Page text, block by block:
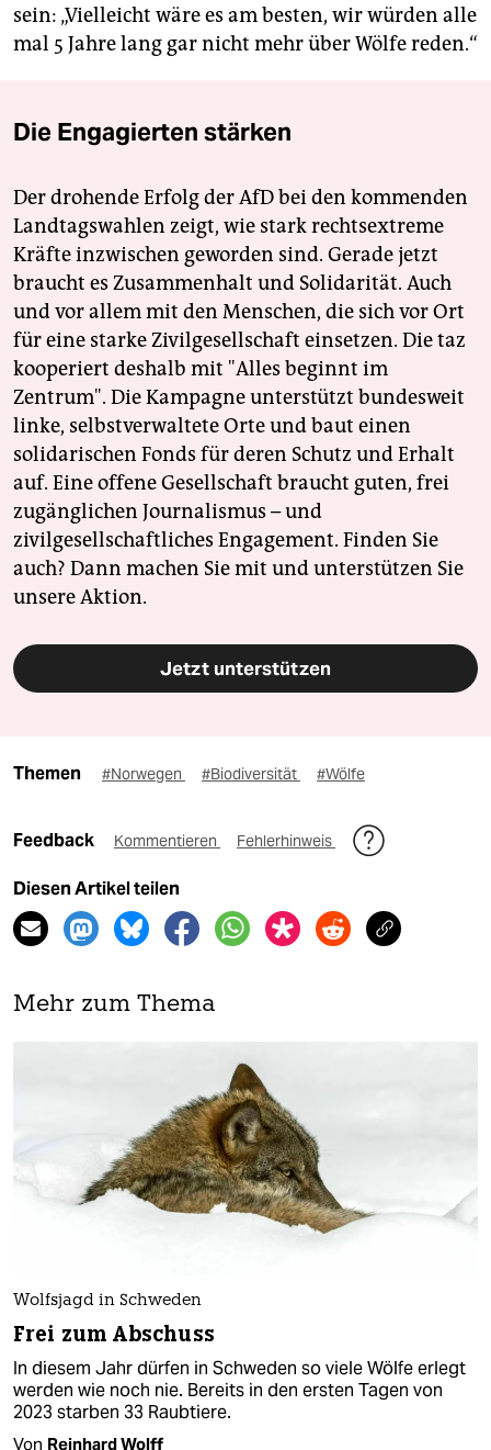
sein: „Vielleicht wäre es am besten, wir würden alle
mal 5 Jahre lang gar nicht mehr über Wölfe reden.“
Die Engagierten stärken
Der drohende Erfolg der AfD bei den kommenden
Landtagswahlen zeigt, wie stark rechtsextreme
Kräfte inzwischen geworden sind. Gerade jetzt
braucht es Zusammenhalt und Solidarität. Auch
und vor allem mit den Menschen, die sich vor Ort
für eine starke Zivilgesellschaft einsetzen. Die taz
kooperiert deshalb mit "Alles beginnt im
Zentrum". Die Kampagne unterstützt bundesweit
linke, selbstverwaltete Orte und baut einen
solidarischen Fonds für deren Schutz und Erhalt
auf. Eine offene Gesellschaft braucht guten, frei
zugänglichen Journalismus – und
zivilgesellschaftliches Engagement. Finden Sie
auch? Dann machen Sie mit und unterstützen Sie
unsere Aktion.
Jetzt unterstützen
Themen #Norwegen #Biodiversität #Wölfe
Feedback Kommentieren Fehlerhinweis
Diesen Artikel teilen
Mehr zum Thema
Wolfsjagd in Schweden
Frei zum Abschuss
In diesem Jahr dürfen in Schweden so viele Wölfe erlegt
werden wie noch nie. Bereits in den ersten Tagen von
2023 starben 33 Raubtiere.
Von Reinhard Wolff